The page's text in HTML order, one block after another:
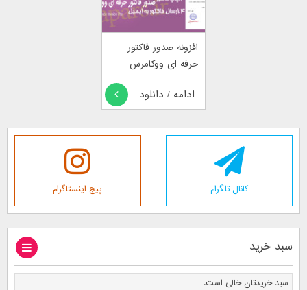
افزونه صدور فاکتور
حرفه ای ووکامرس
ادامه / دانلود
کانال تلگرام پیج اینستاگرام
سبد خرید
سبد خریدتان خالی است.